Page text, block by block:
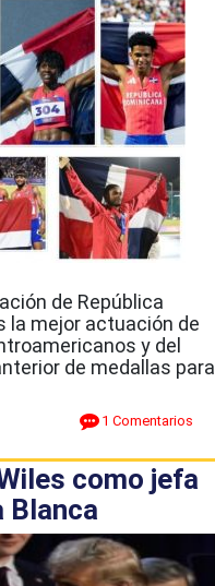
de República
la mejor actuación de
y del
de medallas para
1 Comentarios
como jefa
Blanca